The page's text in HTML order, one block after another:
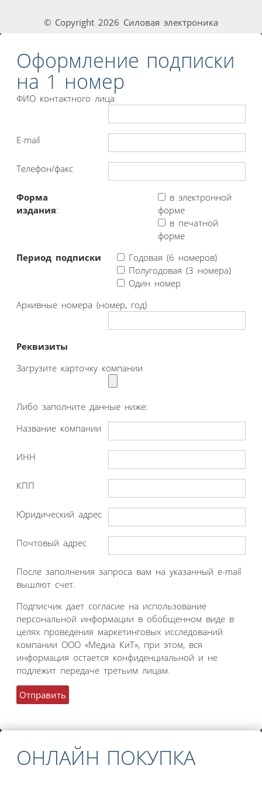
© Copyright 2026 Силовая электроника
Оформление подписки
на 1 номер
ФИО контактного лица
E-mail
Телефон/факс
Форма
издания:
в электронной
форме
в печатной
форме
Период подписки
Годовая (6 номеров)
Полугодовая (3 номера)
Один номер
Архивные номера (номер, год)
Реквизиты
Загрузите карточку компании
Либо заполните данные ниже:
Название компании
ИНН
КПП
Юридический адрес
Почтовый адрес
После заполнения запроса вам на указанный e-mail
вышлют счет.
Подписчик дает согласие на использование
персональной информации в обобщенном виде в
целях проведения маркетинговых исследований
компании ООО «Медиа КиТ», при этом, вся
информация остается конфиденциальной и не
подлежит передаче третьим лицам.
ОНЛАЙН ПОКУПКА